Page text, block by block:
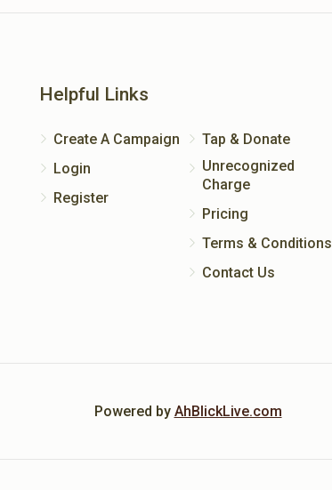
Helpful Links
Create A Campaign
Login
Register
Tap & Donate
Unrecognized
Charge
Pricing
Terms & Conditions
Contact Us
Powered by AhBlickLive.com